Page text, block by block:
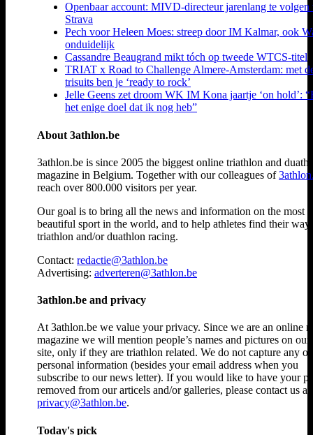
Openbaar account: MIVD-directeur jarenlang te volgen
Strava
Pech voor Heleen Moes: streep door IM Kalmar, ook
onduidelijk
Cassandre Beaugrand mikt tóch op tweede WTCS-titel
TRIAT x Road to Challenge Almere-Amsterdam: met
trisuits ben je ‘ready to rock’
Jelle Geens zet droom WK IM Kona jaartje ‘on hold’:
het enige doel dat ik nog heb”
About 3athlon.be
3athlon.be is since 2005 the biggest online triathlon and
magazine in Belgium. Together with our colleagues of
reach over 800.000 visitors per year.
Our goal is to bring all the news and information on the most
beautiful sport in the world, and to help athletes find their way
triathlon and/or duathlon racing.
Contact: redactie@3athlon.be
Advertising: adverteren@3athlon.be
3athlon.be and privacy
At 3athlon.be we value your privacy. Since we are an online
magazine we will mention people’s names and pictures on
site, only if they are triathlon related. We do not capture any
personal information (besides your email address when you
subscribe to our news letter). If you would like to have your
removed from our articels and/or galleries, please contact us at
privacy@3athlon.be.
Today's pick